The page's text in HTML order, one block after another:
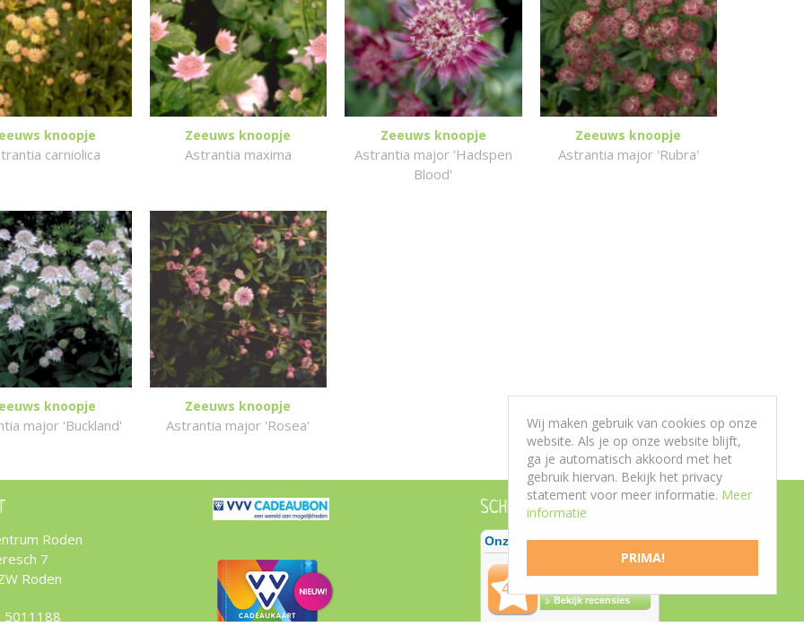
knoopje
carniolica
Zeeuws knoopje
Astrantia maxima
Zeeuws knoopje
Astrantia major 'Hadspen
Blood'
Zeeuws knoopje
Astrantia major 'Rubra'
knoopje
major 'Buckland'
Zeeuws knoopje
Astrantia major 'Rosea'
Roden
7
Roden
5011188
SCHRIJF EEN RECENSIE
PRIMA!
Wij maken gebruik van cookies op onze
website. Als je op onze website blijft,
ga je automatisch akkoord met het
gebruik hiervan. Bekijk het privacy
statement voor meer informatie. Meer
informatie